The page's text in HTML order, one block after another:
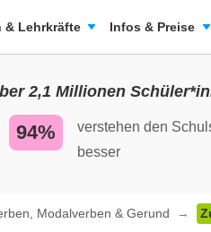
& Lehrkräfte Infos & Preise
2,1 Millionen
94%
verstehen den
besser
Modalverben & Gerund